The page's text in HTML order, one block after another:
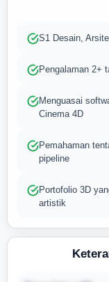
S1 Desain,
Pengalaman 2+
Menguasai
Cinema 4D
Pemahaman
pipeline
Portofolio 3D
artistik